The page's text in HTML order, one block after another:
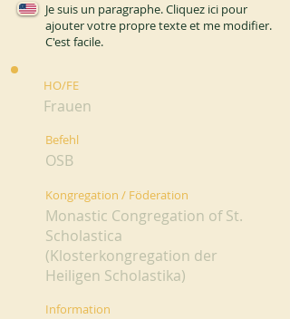
Je suis un paragraphe. Cliquez ici pour
ajouter votre propre texte et me modifier.
C'est facile.
HO/FE
Frauen
Befehl
OSB
Kongregation / Föderation
Monastic Congregation of St.
Scholastica
(Klosterkongregation der
Heiligen Scholastika)
Information